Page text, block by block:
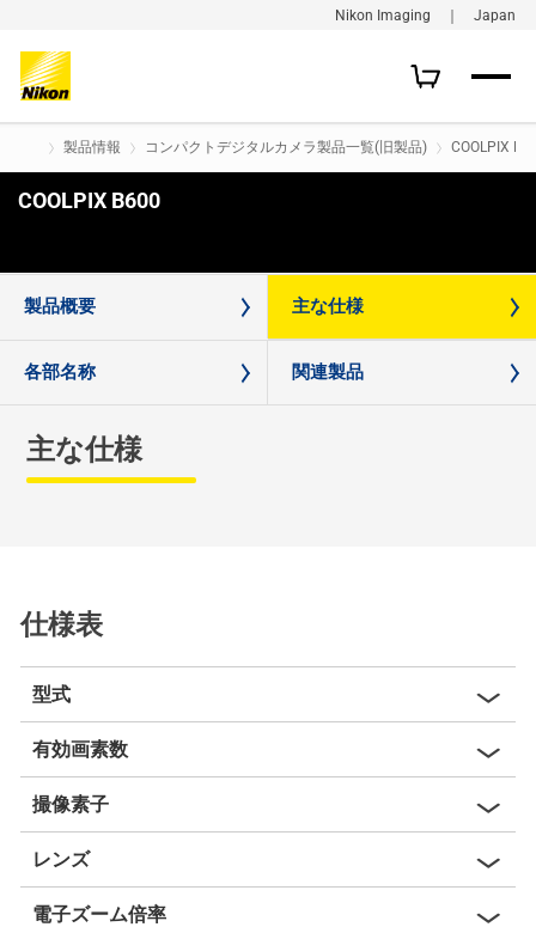
Nikon Imaging ｜ Japan
製品情報 コンパクトデジタルカメラ製品一覧(旧製品) COOLPIX
COOLPIX B600
製品概要 主な仕様
各部名称 関連製品
主な仕様
仕様表
型式
有効画素数
撮像素子
レンズ
電子ズーム倍率